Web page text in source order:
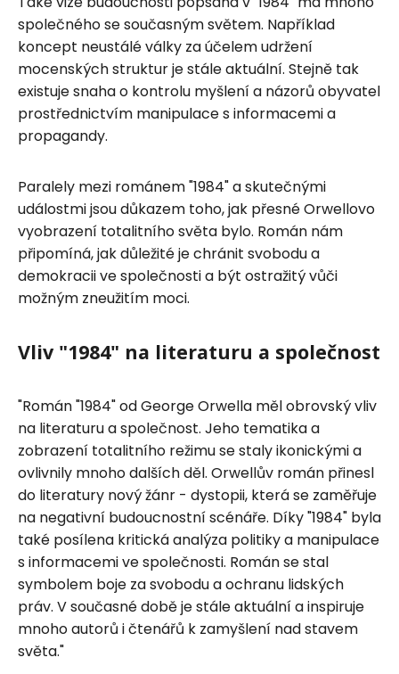
společného se současným světem. Například
koncept neustálé války za účelem udržení
mocenských struktur je stále aktuální. Stejně tak
existuje snaha o kontrolu myšlení a názorů obyvatel
prostřednictvím manipulace s informacemi a
propagandy.
Paralely mezi románem "1984" a skutečnými
událostmi jsou důkazem toho, jak přesné Orwellovo
vyobrazení totalitního světa bylo. Román nám
připomíná, jak důležité je chránit svobodu a
demokracii ve společnosti a být ostražitý vůči
možným zneužitím moci.
Vliv "1984" na literaturu a společnost
"Román "1984" od George Orwella měl obrovský vliv
na literaturu a společnost. Jeho tematika a
zobrazení totalitního režimu se staly ikonickými a
ovlivnily mnoho dalších děl. Orwellův román přinesl
do literatury nový žánr - dystopii, která se zaměřuje
na negativní budoucnostní scénáře. Díky "1984" byla
také posílena kritická analýza politiky a manipulace
s informacemi ve společnosti. Román se stal
symbolem boje za svobodu a ochranu lidských
práv. V současné době je stále aktuální a inspiruje
mnoho autorů i čtenářů k zamyšlení nad stavem
světa."